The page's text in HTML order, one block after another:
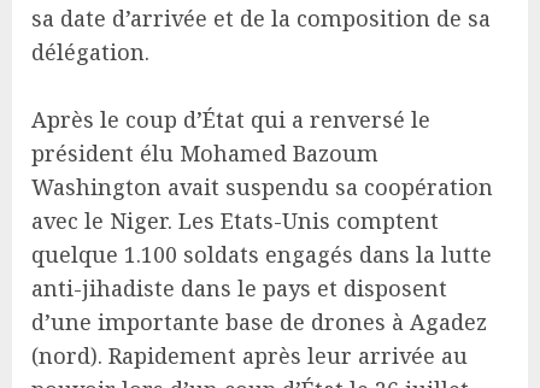
sa date d’arrivée et de la composition de sa
délégation.
Après le coup d’État qui a renversé le
président élu Mohamed Bazoum
Washington avait suspendu sa coopération
avec le Niger. Les Etats-Unis comptent
quelque 1.100 soldats engagés dans la lutte
anti-jihadiste dans le pays et disposent
d’une importante base de drones à Agadez
(nord). Rapidement après leur arrivée au